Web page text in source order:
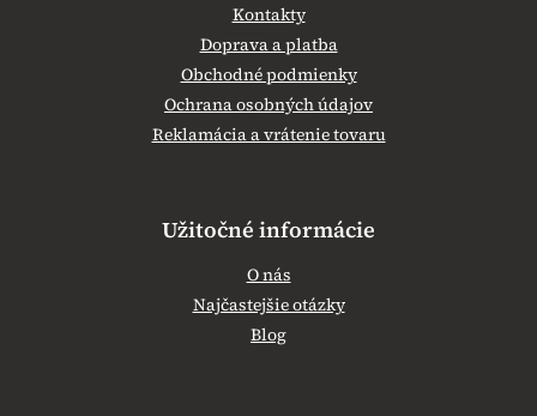
Kontakty
Doprava a platba
Obchodné podmienky
Ochrana osobných údajov
Reklamácia a vrátenie tovaru
Užitočné informácie
O nás
Najčastejšie otázky
Blog